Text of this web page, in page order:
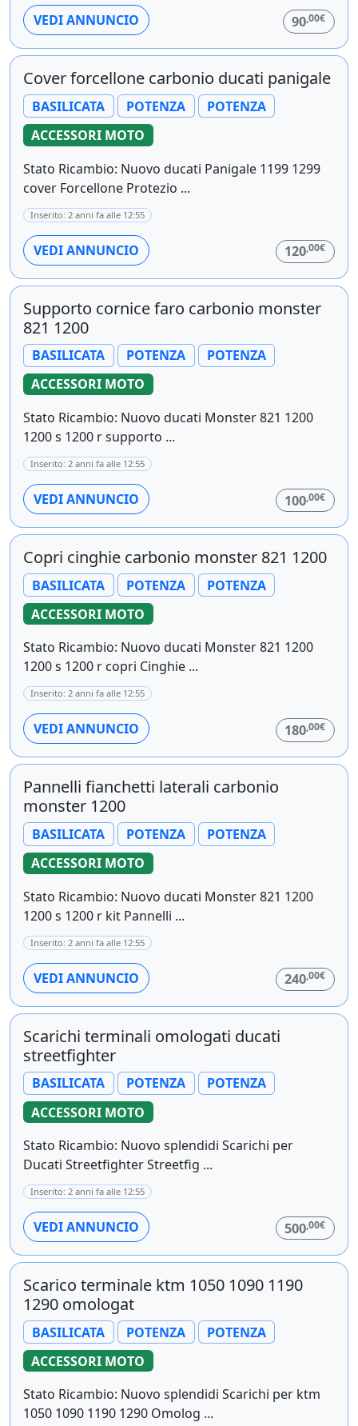
VEDI ANNUNCIO 90,00€
Cover forcellone carbonio ducati panigale
BASILICATA POTENZA
POTENZA
ACCESSORI MOTO
Stato Ricambio: Nuovo ducati Panigale 1199 1299
cover Forcellone Protezio ...
Inserito: 2 anni fa alle 12:55
VEDI ANNUNCIO 120,00€
Supporto cornice faro carbonio monster
821 1200
BASILICATA POTENZA
POTENZA
ACCESSORI MOTO
Stato Ricambio: Nuovo ducati Monster 821 1200
1200 s 1200 r supporto ...
Inserito: 2 anni fa alle 12:55
VEDI ANNUNCIO 100,00€
Copri cinghie carbonio monster 821 1200
BASILICATA POTENZA
POTENZA
ACCESSORI MOTO
Stato Ricambio: Nuovo ducati Monster 821 1200
1200 s 1200 r copri Cinghie ...
Inserito: 2 anni fa alle 12:55
VEDI ANNUNCIO 180,00€
Pannelli fianchetti laterali carbonio
monster 1200
BASILICATA POTENZA
POTENZA
ACCESSORI MOTO
Stato Ricambio: Nuovo ducati Monster 821 1200
1200 s 1200 r kit Pannelli ...
Inserito: 2 anni fa alle 12:55
VEDI ANNUNCIO 240,00€
Scarichi terminali omologati ducati
streetfighter
BASILICATA POTENZA
POTENZA
ACCESSORI MOTO
Stato Ricambio: Nuovo splendidi Scarichi per
Ducati Streetfighter Streetfig ...
Inserito: 2 anni fa alle 12:55
VEDI ANNUNCIO 500,00€
Scarico terminale ktm 1050 1090 1190
1290 omologat
BASILICATA POTENZA
POTENZA
ACCESSORI MOTO
Stato Ricambio: Nuovo splendidi Scarichi per ktm
1050 1090 1190 1290 Omolog ...